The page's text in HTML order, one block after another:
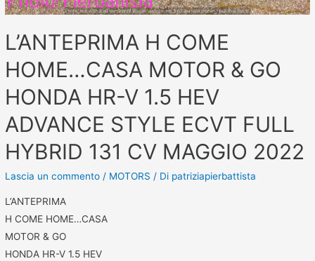
L’ANTEPRIMA H COME
HOME…CASA MOTOR & GO
HONDA HR-V 1.5 HEV
ADVANCE STYLE ECVT FULL
HYBRID 131 CV MAGGIO 2022
Lascia un commento / MOTORS / Di patriziapierbattista
L’ANTEPRIMA
H COME HOME…CASA
MOTOR & GO
HONDA HR-V 1.5 HEV